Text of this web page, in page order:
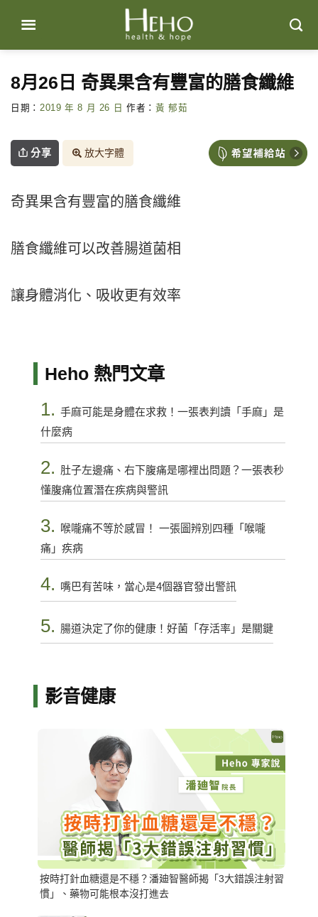
content
8月26日 奇異果含有豐富的膳食纖維
日期： 2019 年 8 月 26 日 作者： 黃 郁茹
分享 放大字體
奇異果含有豐富的膳食纖維
膳食纖維可以改善腸道菌相
讓身體消化、吸收更有效率
Heho 熱門文章
1. 手麻可能是身體在求救！一張表判讀「手麻」是
什麼病
2. 肚子左邊痛、右下腹痛是哪裡出問題？一張表秒
懂腹痛位置潛在疾病與警訊
3.
喉嚨痛不等於感冒！ 一張圖辨別四種「喉嚨
痛」疾病
4. 嘴巴有苦味，當心是4個器官發出警訊
5. 腸道決定了你的健康！好菌「存活率」是關鍵
影音健康
按時打針血糖還是不穩？潘廸智醫師揭「3大錯誤注射習
慣」、藥物可能根本沒打進去